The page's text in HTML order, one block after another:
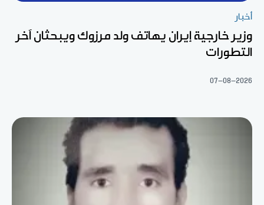
أخبار
وزير خارجية إيران يهاتف ولد مرزوك ويبحثان آخر
التطورات
07-08-2026